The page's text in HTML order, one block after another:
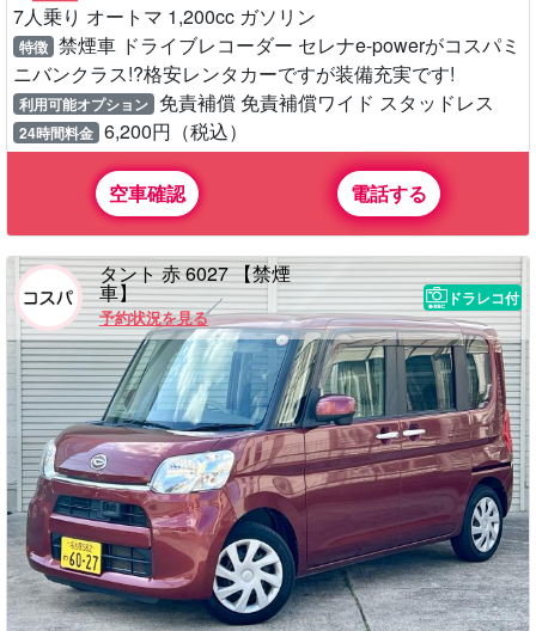
7人乗り オートマ 1,200cc ガソリン
特徴 禁煙車 ドライブレコーダー セレナe-powerがコスパミ
ニバンクラス!?格安レンタカーですが装備充実です!
利用可能オプション 免責補償 免責補償ワイド スタッドレス
24時間料金 6,200円（税込）
空車確認 電話する
タント 赤 6027 【禁煙
車】
予約状況を見る
ドラレコ付